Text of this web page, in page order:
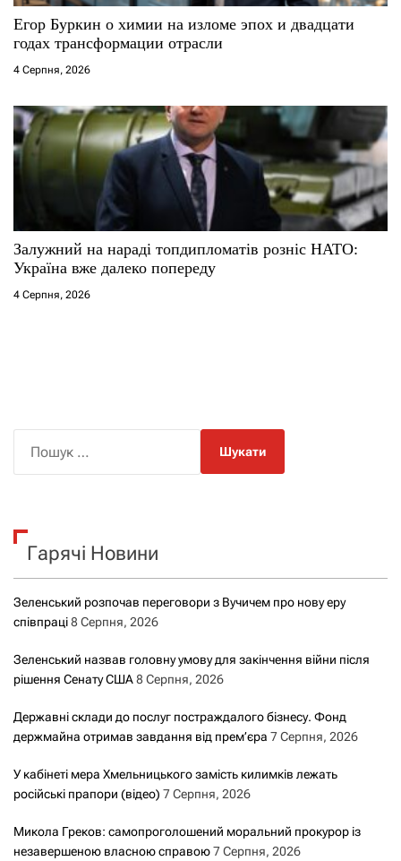
Егор Буркин о химии на изломе эпох и двадцати
годах трансформации отрасли
4 Серпня, 2026
Залужний на нараді топдипломатів розніс НАТО:
Україна вже далеко попереду
4 Серпня, 2026
к
Гарячі Новини
Зеленський розпочав переговори з Вучичем про нову еру
співпраці8 Серпня, 2026
Зеленський назвав головну умову для закінчення війни після
рішення Сенату США8 Серпня, 2026
Державні склади до послуг постраждалого бізнесу. Фонд
держмайна отримав завдання від прем’єра 7 Серпня, 2026
У кабінеті мера Хмельницького замість килимків лежать
російські прапори (відео) 7 Серпня, 2026
Микола Греков: самопроголошений моральний прокурор із
незавершеною власною справою7 Серпня, 2026